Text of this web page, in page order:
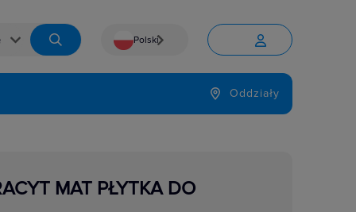
 Polski
Język

Oddziały
MAT PŁYTKA DO